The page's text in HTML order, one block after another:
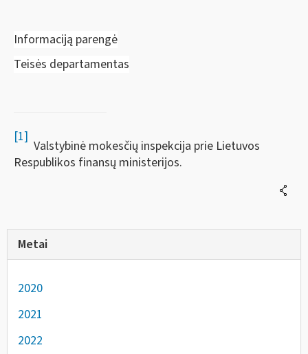
Informaciją parengė
Teisės departamentas
[1]
Valstybinė mokesčių inspekcija prie Lietuvos
Respublikos finansų ministerijos.
Metai
2020
2021
2022